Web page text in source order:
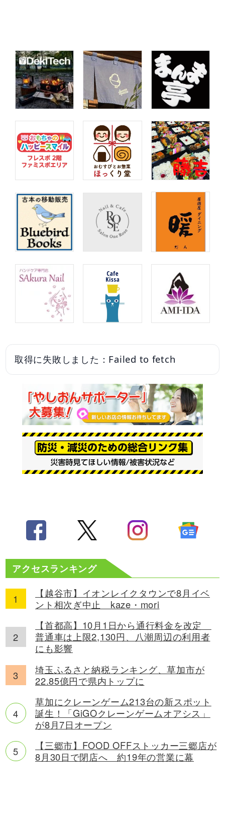
取得に失敗しました：Failed to fetch
アクセスランキング
【越谷市】イオンレイクタウンで8月イベ
ント相次ぎ中止 kaze・mori
【首都高】10月1日から通行料金を改定
普通車は上限2,130円、八潮周辺の利用者
にも影響
埼玉ふるさと納税ランキング、草加市が
22.85億円で県内トップに
草加にクレーンゲーム213台の新スポット
誕生！「GiGOクレーンゲームオアシス」
が8月7日オープン
【三郷市】FOOD OFFストッカー三郷店が
8月30日で閉店へ 約19年の営業に幕